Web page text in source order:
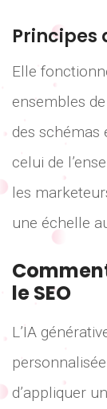
Principes
Elle
ensembles
des schémas
celui de
les
une échelle
le SEO
L’IA
d’appliquer